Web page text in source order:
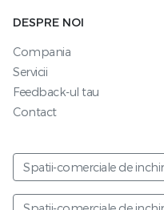
DESPRE NOI
Compania
Servicii
Feedback-ul tau
Contact
Spatii-comerciale de